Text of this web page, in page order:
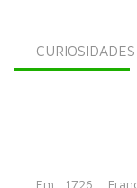
Em 1726,